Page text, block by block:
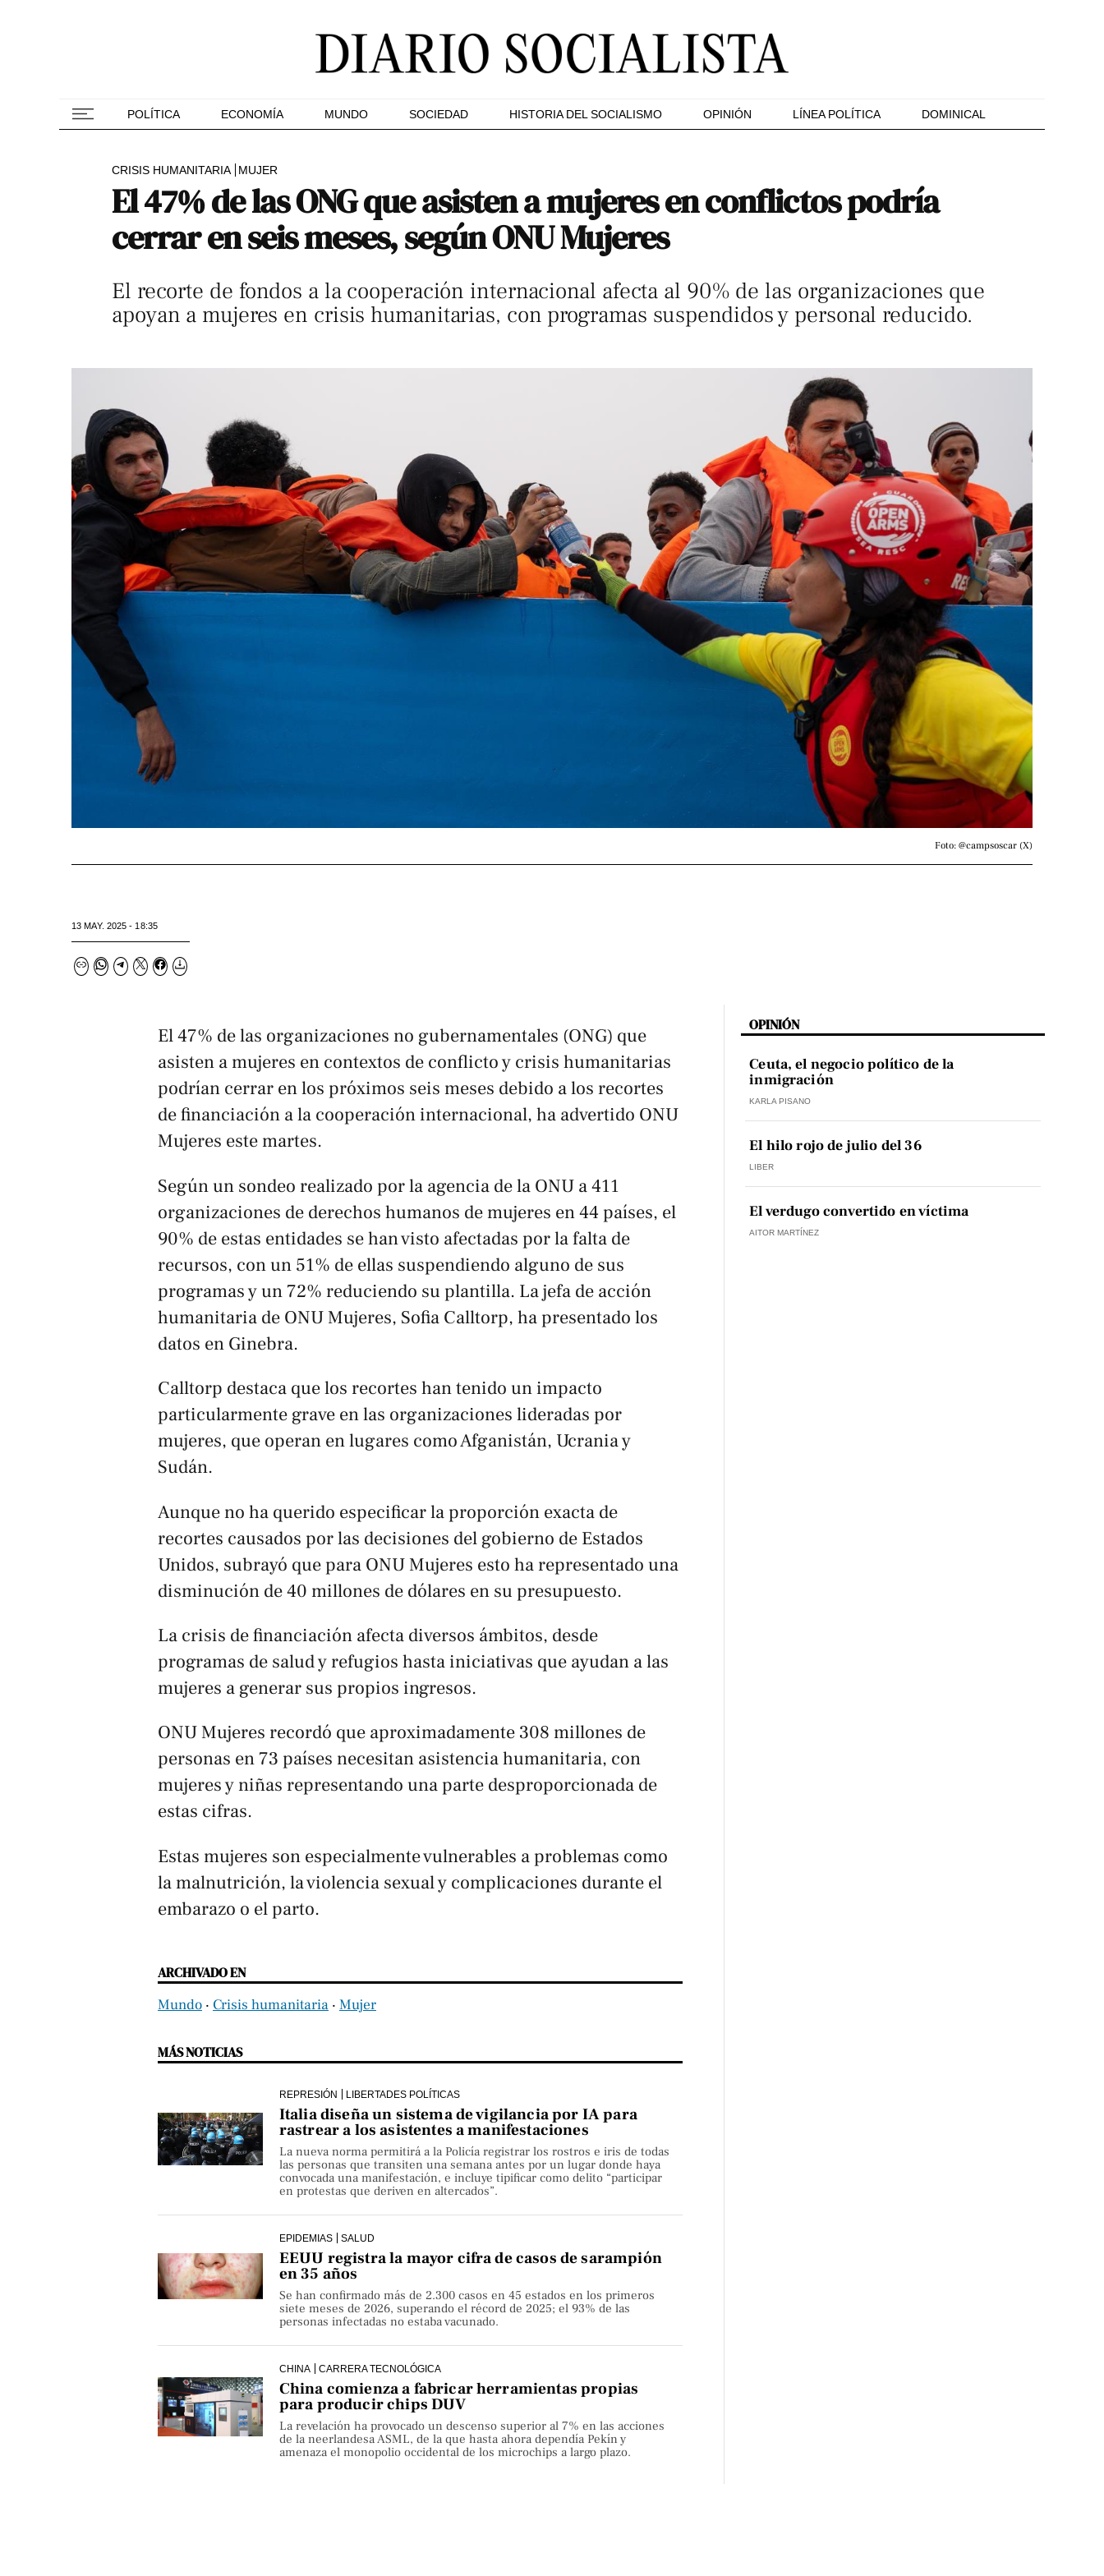
POLÍTICA ECONOMÍA MUNDO SOCIEDAD HISTORIA DEL SOCIALISMO OPINIÓN LÍNEA POLÍTICA DOMINICAL
CRISIS HUMANITARIA MUJER
El 47% de las ONG que asisten a mujeres en conflictos podría
cerrar en seis meses, según ONU Mujeres
El recorte de fondos a la cooperación internacional afecta al 90% de las organizaciones que
apoyan a mujeres en crisis humanitarias, con programas suspendidos y personal reducido.
Foto: @campsoscar (X)
13 MAY. 2025 - 18:35
El 47% de las organizaciones no gubernamentales (ONG) que
asisten a mujeres en contextos de conflicto y crisis humanitarias
podrían cerrar en los próximos seis meses debido a los recortes
de financiación a la cooperación internacional, ha advertido ONU
Mujeres este martes.
Según un sondeo realizado por la agencia de la ONU a 411
organizaciones de derechos humanos de mujeres en 44 países, el
90% de estas entidades se han visto afectadas por la falta de
recursos, con un 51% de ellas suspendiendo alguno de sus
programas y un 72% reduciendo su plantilla. La jefa de acción
humanitaria de ONU Mujeres, Sofia Calltorp, ha presentado los
datos en Ginebra.
Calltorp destaca que los recortes han tenido un impacto
particularmente grave en las organizaciones lideradas por
mujeres, que operan en lugares como Afganistán, Ucrania y
Sudán.
Aunque no ha querido especificar la proporción exacta de
recortes causados por las decisiones del gobierno de Estados
Unidos, subrayó que para ONU Mujeres esto ha representado una
disminución de 40 millones de dólares en su presupuesto.
La crisis de financiación afecta diversos ámbitos, desde
programas de salud y refugios hasta iniciativas que ayudan a las
mujeres a generar sus propios ingresos.
ONU Mujeres recordó que aproximadamente 308 millones de
personas en 73 países necesitan asistencia humanitaria, con
mujeres y niñas representando una parte desproporcionada de
estas cifras.
Estas mujeres son especialmente vulnerables a problemas como
la malnutrición, la violencia sexual y complicaciones durante el
embarazo o el parto.
ARCHIVADO EN
Mundo ‧ Crisis humanitaria ‧ Mujer
MÁS NOTICIAS
REPRESIÓN LIBERTADES POLÍTICAS
Italia diseña un sistema de vigilancia por IA para
rastrear a los asistentes a manifestaciones
La nueva norma permitirá a la Policía registrar los rostros e iris de todas
las personas que transiten una semana antes por un lugar donde haya
convocada una manifestación, e incluye tipificar como delito “participar
en protestas que deriven en altercados”.
EPIDEMIAS SALUD
EEUU registra la mayor cifra de casos de sarampión
en 35 años
Se han confirmado más de 2.300 casos en 45 estados en los primeros
siete meses de 2026, superando el récord de 2025; el 93% de las
personas infectadas no estaba vacunado.
CHINA CARRERA TECNOLÓGICA
China comienza a fabricar herramientas propias
para producir chips DUV
La revelación ha provocado un descenso superior al 7% en las acciones
de la neerlandesa ASML, de la que hasta ahora dependía Pekín y
amenaza el monopolio occidental de los microchips a largo plazo.
OPINIÓN
Ceuta, el negocio político de la
inmigración
KARLA PISANO
El hilo rojo de julio del 36
LIBER
El verdugo convertido en víctima
AITOR MARTÍNEZ